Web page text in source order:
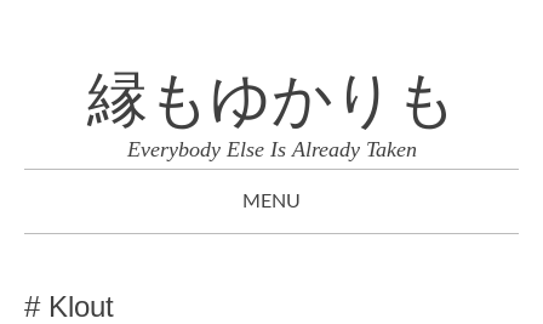
縁もゆかりも
Everybody Else Is Already Taken
MENU
Klout